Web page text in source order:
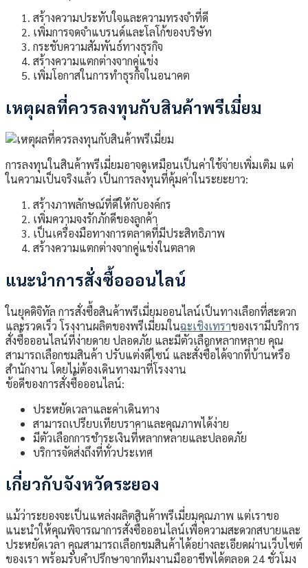
สร้างความประทับใจและความทรงจำที่ดี
เพิ่มการจดจำแบรนด์และโลโก้ของบริษัท
กระชับความสัมพันธ์ทางธุรกิจ
สร้างความแตกต่างจากคู่แข่ง
เพิ่มโอกาสในการทำธุรกิจในอนาคต
เหตุผลที่ควรลงทุนกับสินค้าพรีเมี่ยม
การลงทุนในสินค้าพรีเมี่ยมอาจดูเหมือนเป็นค่าใช้จ่ายเพิ่มเติม แต่
ในความเป็นจริงแล้ว เป็นการลงทุนที่คุ้มค่าในระยะยาว:
สร้างภาพลักษณ์ที่ดีให้กับองค์กร
เพิ่มความจงรักภักดีของลูกค้า
เป็นเครื่องมือทางการตลาดที่มีประสิทธิภาพ
สร้างความแตกต่างจากคู่แข่งในตลาด
แนะนำการสั่งซื้อออนไลน์
ในยุคดิจิทัล การสั่งซื้อสินค้าพรีเมี่ยมออนไลน์เป็นทางเลือกที่สะดวก
และรวดเร็ว โรงงานผลิตของพรีเมี่ยมในฉะเชิงเทราของเรามีบริการ
สั่งซื้อออนไลน์ที่ง่ายดาย ปลอดภัย และมีตัวเลือกหลากหลาย คุณ
สามารถเลือกชมสินค้า ปรับแต่งดีไซน์ และสั่งซื้อได้จากที่บ้านหรือ
สำนักงาน โดยไม่ต้องเดินทางมาที่โรงงาน
ข้อดีของการสั่งซื้อออนไลน์:
ประหยัดเวลาและค่าเดินทาง
สามารถเปรียบเทียบราคาและคุณภาพได้ง่าย
มีตัวเลือกการชำระเงินที่หลากหลายและปลอดภัย
บริการจัดส่งถึงที่ทั่วประเทศ
เกี่ยวกับจังหวัดระยอง
แม้ว่าระยองจะเป็นแหล่งผลิตสินค้าพรีเมี่ยมคุณภาพ แต่เราขอ
แนะนำให้คุณพิจารณาการสั่งซื้อออนไลน์เพื่อความสะดวกสบายและ
ประหยัดเวลา คุณสามารถเลือกชมสินค้าได้อย่างละเอียดผ่านเว็บไซต์
ของเรา พร้อมรับคำปรึกษาจากทีมงานมืออาชีพได้ตลอด 24 ชั่วโมง